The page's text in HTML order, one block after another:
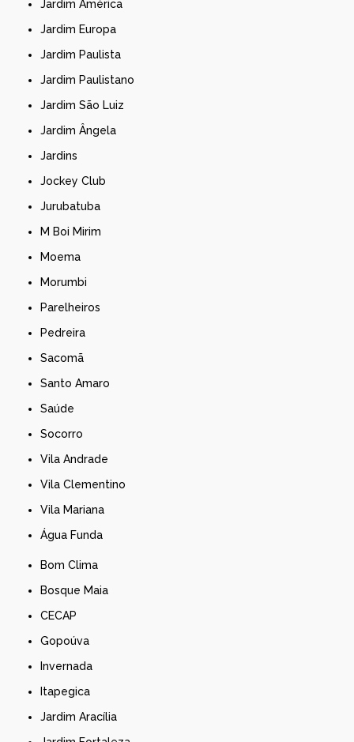
Jardim América
Jardim Europa
Jardim Paulista
Jardim Paulistano
Jardim São Luiz
Jardim Ângela
Jardins
Jockey Club
Jurubatuba
M Boi Mirim
Moema
Morumbi
Parelheiros
Pedreira
Sacomã
Santo Amaro
Saúde
Socorro
Vila Andrade
Vila Clementino
Vila Mariana
Água Funda
Bom Clima
Bosque Maia
CECAP
Gopoúva
Invernada
Itapegica
Jardim Aracília